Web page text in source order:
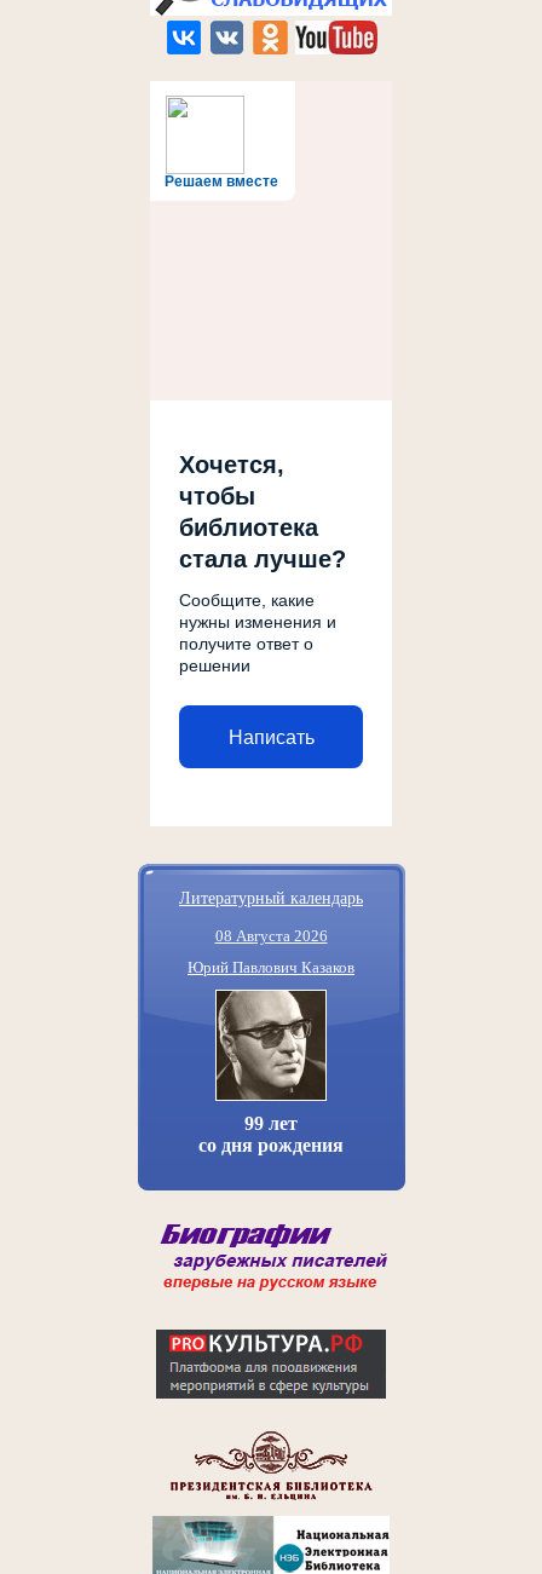
Решаем вместе
Хочется,
чтобы
библиотека
стала лучше?
Сообщите, какие
нужны изменения и
получите ответ о
решении
Написать
Литературный календарь
08 Августа 2026
Юрий Павлович Казаков
99 лет
со дня рождения